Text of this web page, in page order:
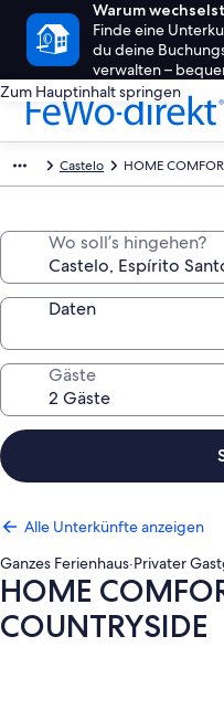
Warum
Finde eine
du deine
verwalten –
Zum Hauptinhalt springen
Castelo HOME
Wo soll’s hingehen?
Daten
Gäste
Alle Unterkünfte anzeigen
Ganzes Ferienhaus·Privater
HOME
COUNTRYSIDE